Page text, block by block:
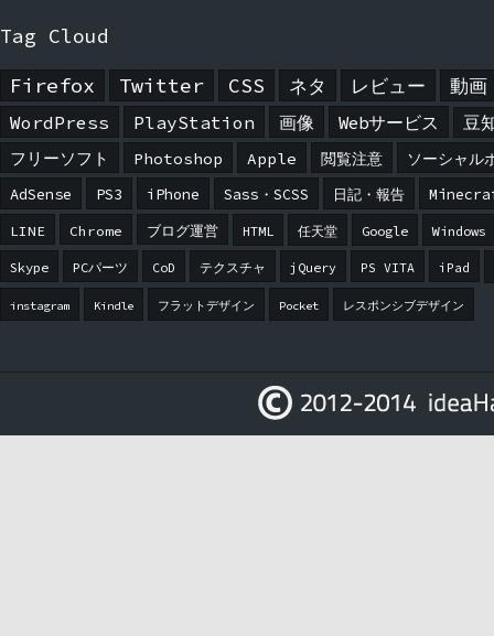
Tag Cloud
Firefox
Twitter CSS ネタ レビュー 動画
WordPress PlayStation 画像 Webサービス 豆
フリーソフト Photoshop Apple 閲覧注意 ソーシャル
AdSense PS3 iPhone Sass・SCSS 日記・報告
LINE Chrome ブログ運営 HTML 任天堂 Google Windows
Skype PCパーツ CoD テクスチャ jQuery PS VITA iPad
instagram Kindle フラットデザイン Pocket レスポンシブデザイン